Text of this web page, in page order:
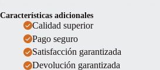
Características adicionales
Calidad superior
Pago seguro
Satisfacción garantizada
Devolución garantizada